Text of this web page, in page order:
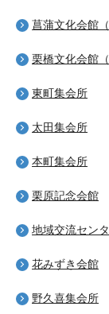
菖蒲文化会館
栗橋文化会館（
東町集会所
太田集会所
本町集会所
栗原記念会館
地域交流セン
花みずき会館
野久喜集会所